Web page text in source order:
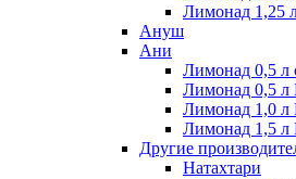
Лимонад 1,25
Ануш
Ани
Лимонад 0,5 л
Лимонад 0,5
Лимонад 1,0
Лимонад 1,5
Другие
Натахтари